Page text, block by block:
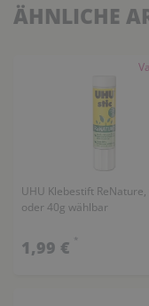
ÄHNLICHE
UHU Klebestift ReNature,
oder 40g wählbar
1,99 € *